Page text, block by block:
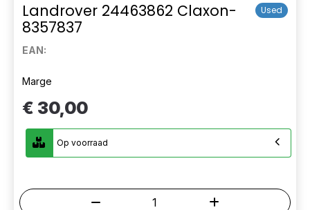
Landrover 24463862 Claxon-
8357837
Used
EAN:
Marge
€ 30,00
Op voorraad